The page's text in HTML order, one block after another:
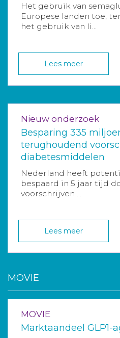
Het gebruik van
Europese landen toe,
het gebruik van li...
Lees meer
Nieuw onderzoek
Besparing 335
terughoudend
diabetesmiddelen
Nederland heeft
bespaard in 5 jaar tijd
voorschrijven ...
Lees meer
MOVIE
MOVIE
Marktaandeel GLP1-